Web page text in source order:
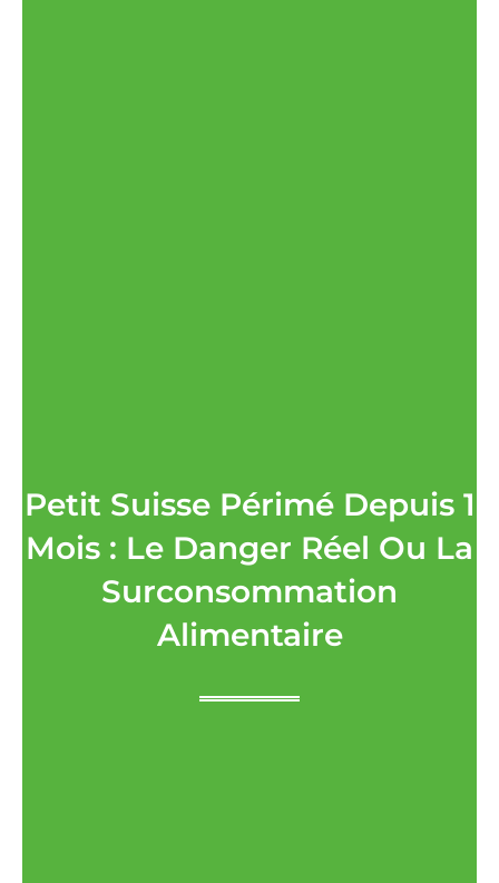
Petit Suisse Périmé Depuis 1
Mois : Le Danger Réel Ou La
Surconsommation
Alimentaire